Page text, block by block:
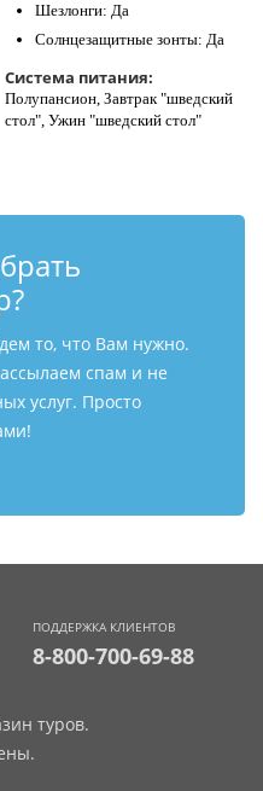
Шезлонги: Да
Солнцезащитные зонты: Да
Система питания:
Полупансион, Завтрак "шведский
стол", Ужин "шведский стол"
то, что Вам нужно.
спам и не
услуг. Просто
ПОДДЕРЖКА КЛИЕНТОВ
8-800-700-69-88
туров.